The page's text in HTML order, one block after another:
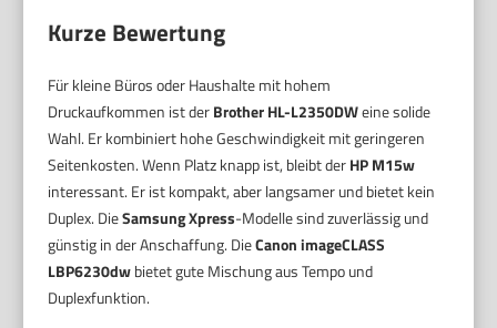
Kurze Bewertung
Für kleine Büros oder Haushalte mit hohem
Druckaufkommen ist derBrother HL-L2350DWeine solide
Wahl. Er kombiniert hohe Geschwindigkeit mit geringeren
Seitenkosten. Wenn Platz knapp ist, bleibt derHP M15w
interessant. Er ist kompakt, aber langsamer und bietet kein
Duplex. DieSamsung Xpress-Modelle sind zuverlässig und
günstig in der Anschaffung. DieCanon imageCLASS
LBP6230dwbietet gute Mischung aus Tempo und
Duplexfunktion.